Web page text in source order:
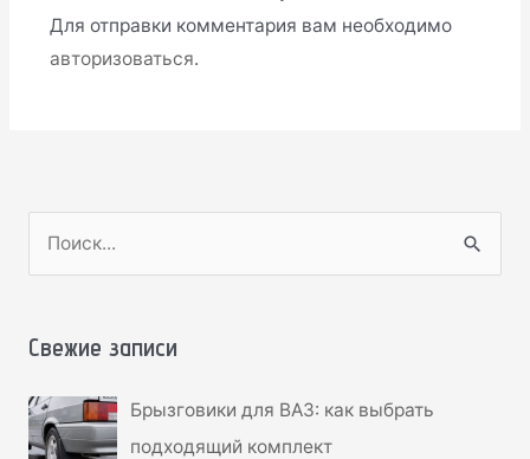
Для отправки комментария вам необходимо
авторизоваться.
с
:
Свежие записи
Брызговики для ВАЗ: как выбрать
подходящий комплект